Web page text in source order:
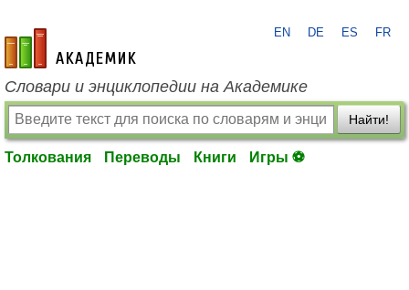
academic.ru
EN DE ES FR
Словари и энциклопедии на Академике
Найти!
Толкования Переводы Книги Игры ⚽